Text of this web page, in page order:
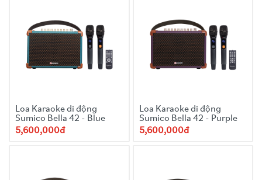
Loa Karaoke di động
Sumico Bella 42 - Blue
5,600,000đ
Loa Karaoke di động
Sumico Bella 42 - Purple
5,600,000đ